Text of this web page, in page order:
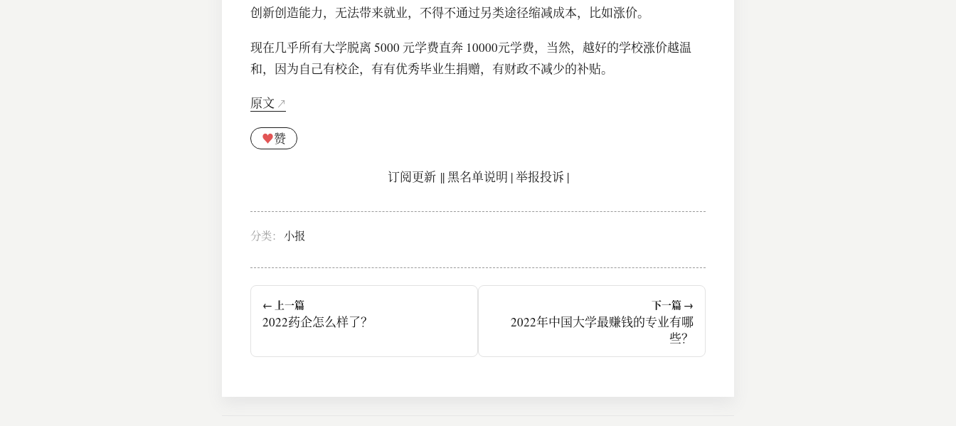
创新创造能力，无法带来就业，不得不通过另类途径缩减成本，比如涨价。
现在几乎所有大学脱离 5000 元学费直奔 10000元学费，当然，越好的学校涨价越温
和，因为自己有校企，有有优秀毕业生捐赠，有财政不减少的补贴。
原文
♥赞
订阅更新||黑名单说明 |举报投诉 |
分类： 小报
← 上一篇
2022药企怎么样了？
下一篇 →
2022年中国大学最赚钱的专业有哪
些？